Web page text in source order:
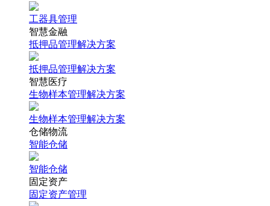
工器具管理
智慧金融
抵押品管理解决方案
抵押品管理解决方案
智慧医疗
生物样本管理解决方案
生物样本管理解决方案
仓储物流
智能仓储
智能仓储
固定资产
固定资产管理